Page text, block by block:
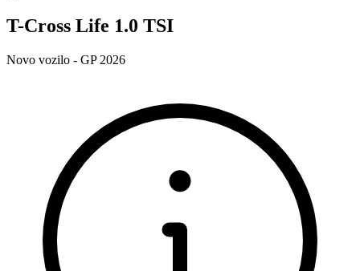
T-Cross Life 1.0 TSI
Novo vozilo - GP 2026